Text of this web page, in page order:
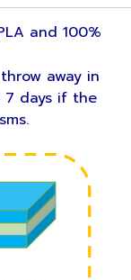
and 100%
away in
7 days if the